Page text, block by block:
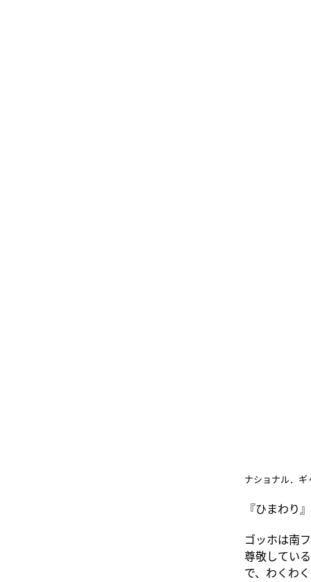
ナショナル．
『ひまわり』
ゴッホは南
尊敬してい
で、わくわ